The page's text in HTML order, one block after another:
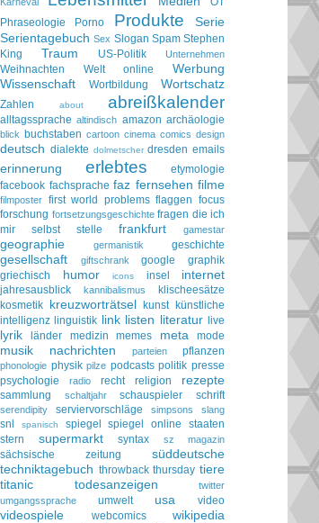
Phraseologie
Porno Produkte
Serie
Serientagebuch Sex Slogan Spam Stephen
King
Traum US-Politik Unternehmen
Weihnachten Welt online
Werbung
Wissenschaft
Wortbildung Wortschatz
Zahlen about abreißkalender
alltagssprache altindisch amazon archäologie
blick buchstaben cartoon cinema comics design
deutsch dialekte dolmetscher dresden emails
erinnerung erlebtes
etymologie
facebook fachsprache faz fernsehen filme
filmposter first world problems flaggen focus
forschung fortsetzungsgeschichte fragen die ich
mir selbst stelle
frankfurt gamestar
geographie germanistik geschichte
gesellschaft giftschrank google
graphik
griechisch
humor icons insel internet
jahresausblick kannibalismus
klischeesätze
kosmetik kreuzworträtsel kunst
künstliche
intelligenz linguistik link listen literatur live
lyrik länder medizin memes meta mode
musik nachrichten parteien pflanzen
phonologie physik pilze podcasts politik presse
psychologie
radio recht religion rezepte
sammlung schaltjahr schauspieler schrift
serendipity serviervorschläge simpsons slang
snl spanisch spiegel spiegel online
staaten
stern
supermarkt syntax sz magazin
sächsische zeitung
süddeutsche
techniktagebuch throwback thursday tiere
titanic
todesanzeigen
twitter
umgangssprache
umwelt usa video
videospiele webcomics wikipedia